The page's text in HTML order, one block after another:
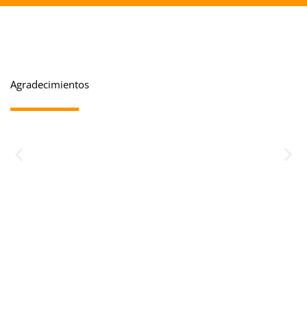
Agradecimientos